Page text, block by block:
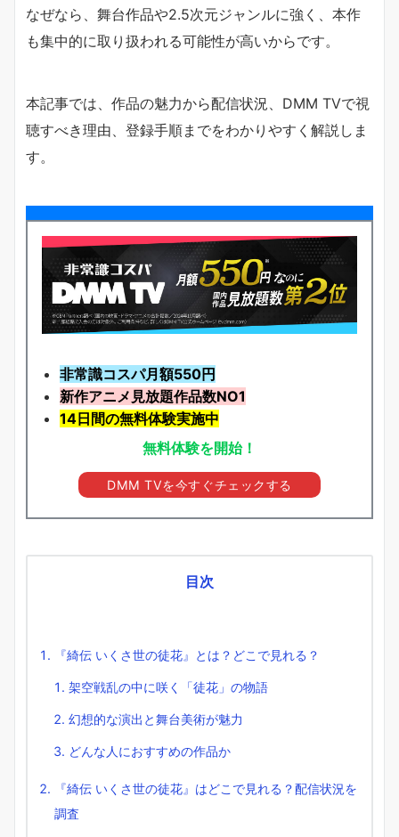
なぜなら、舞台作品や2.5次元ジャンルに強く、本作
も集中的に取り扱われる可能性が高いからです。
本記事では、作品の魅力から配信状況、DMM TVで視
聴すべき理由、登録手順までをわかりやすく解説しま
す。
非常識コスパ月額550円
新作アニメ見放題作品数NO1
14日間の無料体験実施中
無料体験を開始！
DMM TVを今すぐチェックする
目次
『綺伝 いくさ世の徒花』とは？どこで見れる？
架空戦乱の中に咲く「徒花」の物語
幻想的な演出と舞台美術が魅力
どんな人におすすめの作品か
『綺伝 いくさ世の徒花』はどこで見れる？配信状況を
調査